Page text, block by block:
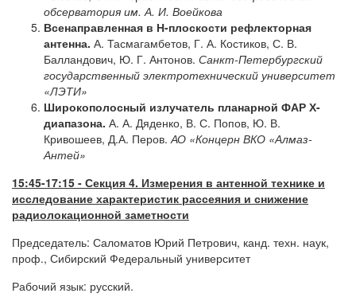
обсерватория им. А. И. Воейкова
Всенаправленная в Н-плоскости рефлекторная
антенна. А. Тасмагамбетов, Г. А. Костиков, С. В.
Балландович, Ю. Г. Антонов. Санкт-Петербургский
государственный электротехнический университет
«ЛЭТИ»
Широкополосный излучатель планарной ФАР Х-
диапазона. А. А. Дяденко, В. С. Попов, Ю. В.
Кривошеев, Д.А. Перов.АО «Концерн ВКО «Алмаз-
Антей»
15:45-17:15 - Секция 4. Измерения в антенной технике и
исследование характеристик рассеяния и снижение
радиолокационной заметности
Председатель: Саломатов Юрий Петрович, канд. техн. наук,
проф., Сибирский Федеральный университет
Рабочий язык: русский.